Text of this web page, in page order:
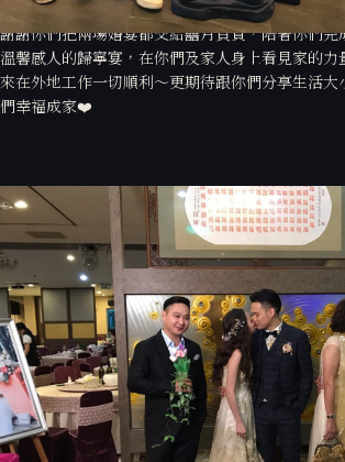
謝謝你們把兩場婚宴都交給囍月負責，陪著你們
溫馨感人的歸寧宴，在你們及家人身上看見家的
來在外地工作一切順利～更期待跟你們分享生活
們幸福成家❤️